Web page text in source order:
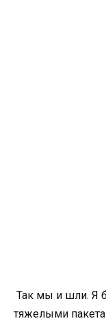
Так мы и шли. Я
тяжелыми